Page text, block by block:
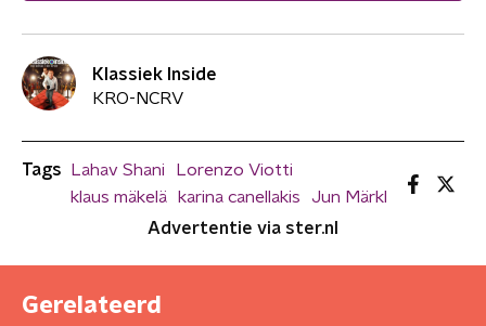
Klassiek Inside
KRO-NCRV
Tags Lahav Shani
Lorenzo Viotti
klaus mäkelä
karina canellakis
Jun Märkl
Advertentie via ster.nl
Gerelateerd